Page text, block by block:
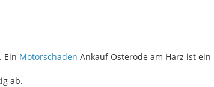
Ein Motorschaden Ankauf Osterode am Harz ist
ab.